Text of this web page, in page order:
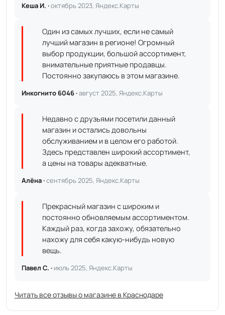
Кеша И. ·октябрь 2023, Яндекс.Карты
Один из самых лучших, если не самый
лучший магазин в регионе! Огромный
выбор продукции, большой ассортимент,
внимательные приятные продавцы.
Постоянно закупаюсь в этом магазине.
Инкогнито 6046 ·август 2025, Яндекс.Карты
Недавно с друзьями посетили данный
магазин и остались довольны
обслуживанием и в целом его работой.
Здесь представлен широкий ассортимент,
а цены на товары адекватные.
Алёна ·сентябрь 2025, Яндекс.Карты
Прекрасный магазин с широким и
постоянно обновляемым ассортиментом.
Каждый раз, когда захожу, обязательно
нахожу для себя какую-нибудь новую
вещь.
Павел С. · июль 2025, Яндекс.Карты
Читать все отзывы о магазине в Краснодаре